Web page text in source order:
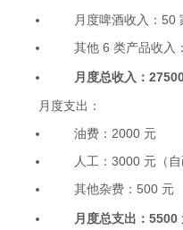
月度啤酒收入：50
其他 6 类产品收入
月度总收入：
月度支出：
油费：2000 元
人工：3000 元（自
其他杂费：500 元
月度总支出：5500